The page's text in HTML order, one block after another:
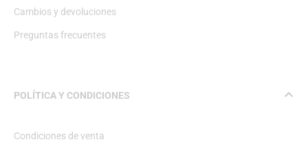
Cambios y devoluciones
Preguntas frecuentes
POLÍTICA Y CONDICIONES
Condiciones de venta